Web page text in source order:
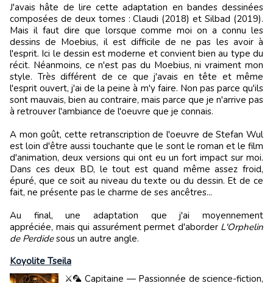
J'avais hâte de lire cette adaptation en bandes dessinées
composées de deux tomes : Claudi (2018) et Silbad (2019).
Mais il faut dire que lorsque comme moi on a connu les
dessins de Moebius, il est difficile de ne pas les avoir à
l'esprit. Ici le dessin est moderne et convient bien au type du
récit. Néanmoins, ce n'est pas du Moebius, ni vraiment mon
style. Très différent de ce que j'avais en tête et même
l'esprit ouvert, j'ai de la peine à m'y faire. Non pas parce qu'ils
sont mauvais, bien au contraire, mais parce que je n'arrive pas
à retrouver l'ambiance de l'oeuvre que je connais.
A mon goût, cette retranscription de l'oeuvre de Stefan Wul
est loin d'être aussi touchante que le sont le roman et le film
d'animation, deux versions qui ont eu un fort impact sur moi.
Dans ces deux BD, le tout est quand même assez froid,
épuré, que ce soit au niveau du texte ou du dessin. Et de ce
fait, ne présente pas le charme de ses ancêtres...
Au final, une adaptation que j'ai moyennement
appréciée, mais qui assurément permet d'aborder L'Orphelin
de Perdidesous un autre angle.
Koyolite Tseila
⚔️🦜 Capitaine — Passionnée de science-fiction,